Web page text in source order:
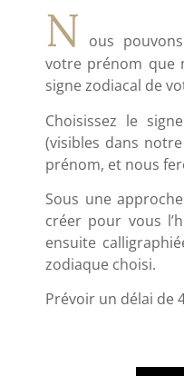
N ous
votre prénom que
signe zodiacal de
Choisissez le
(visibles dans
prénom, et nous
Sous une
créer pour vous
ensuite
zodiaque choisi.
Prévoir un délai de